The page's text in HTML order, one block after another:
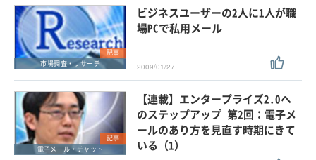
タグ ×
× 電子メール・チャット
クリア この条件で検索する
記事
市場調査・リサーチ
ビジネスユーザーの2人に1人が職
場PCで私用メール
2009/01/27
記事
電子メール・チャット
【連載】エンタープライズ2.0へ
のステップアップ 第2回：電子メ
ールのあり方を見直す時期にきて
いる（1）